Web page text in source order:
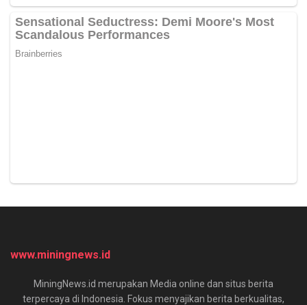
www.miningnews.id
MiningNews.id merupakan Media online dan situs berita
terpercaya di Indonesia. Fokus menyajikan berita berkualitas,